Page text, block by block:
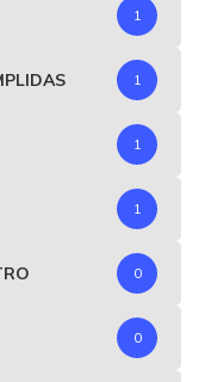
1
1
1
1
0
0